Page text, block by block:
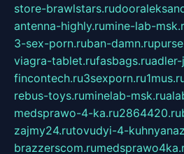
store-brawlstars.ru
antenna-highly.rumine-lab-
3-sex-porn.ruban-damn.ru
viagra-tablet.rufasbags.ruadler-
fincontech.ru3sexporn.ru
rebus-toys.ruminelab-msk.ru
medsprawo-4-ka.ru2864420.ru
zajmy24.rutovudyi-4-
brazzerscom.ru